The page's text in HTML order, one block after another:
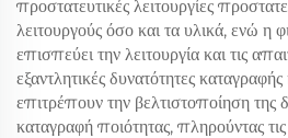
προστατευτικές λειτουργίες
λειτουργούς όσο και τα υλικά, ενώ η
επισπεύει την λειτουργία και τις
εξαντλητικές δυνατότητες
επιτρέπουν την βελτιστοποίηση της
καταγραφή ποιότητας, πληρούντας